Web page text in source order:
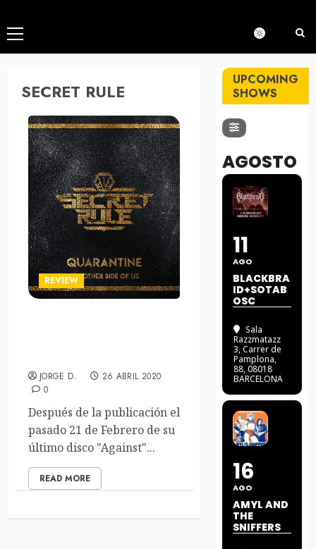
Menú
principal
SECRET RULE
REVIEW
JORGE D.
26 ABRIL 2020
0
Después de la publicación el
pasado 21 de Febrero de su
último disco "Against"...
READ MORE
UPCOMING
SHOWS
AGOSTO
11
AGO
BLACKBRA
ID+SOTAB
OSC
Sala
Razzmatazz
3, Carrer de
Pamplona,
88, 08018
BARCELONA
16
AGO
AMYL AND
THE
SNIFFERS